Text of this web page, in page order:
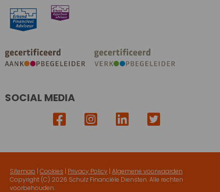
SOCIAL MEDIA
Sitemap | Cookies | Privacy Policy | Algemene voorwaarden
Copyright (C) 2026 Schulz Financiële Diensten. Alle rechten
voorbehouden.